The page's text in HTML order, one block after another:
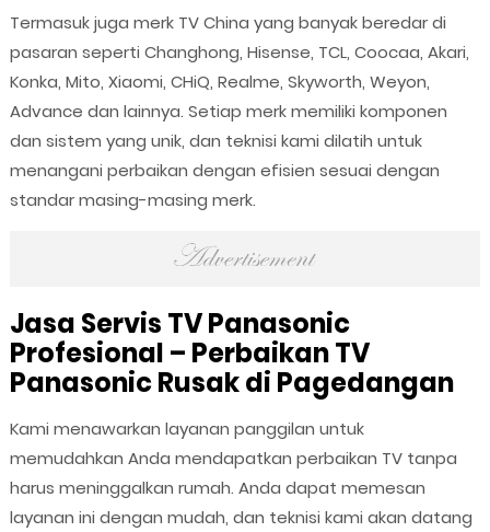
Termasuk juga merk TV China yang banyak beredar di
pasaran seperti Changhong, Hisense, TCL, Coocaa, Akari,
Konka, Mito, Xiaomi, CHiQ, Realme, Skyworth, Weyon,
Advance dan lainnya. Setiap merk memiliki komponen
dan sistem yang unik, dan teknisi kami dilatih untuk
menangani perbaikan dengan efisien sesuai dengan
standar masing-masing merk.
Jasa Servis TV Panasonic
Profesional – Perbaikan TV
Panasonic Rusak di Pagedangan
Kami menawarkan layanan panggilan untuk
memudahkan Anda mendapatkan perbaikan TV tanpa
harus meninggalkan rumah. Anda dapat memesan
layanan ini dengan mudah, dan teknisi kami akan datang